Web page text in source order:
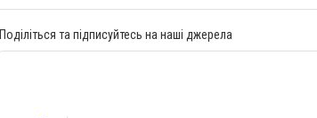
Поділіться та підписуйтесь на наші джерела